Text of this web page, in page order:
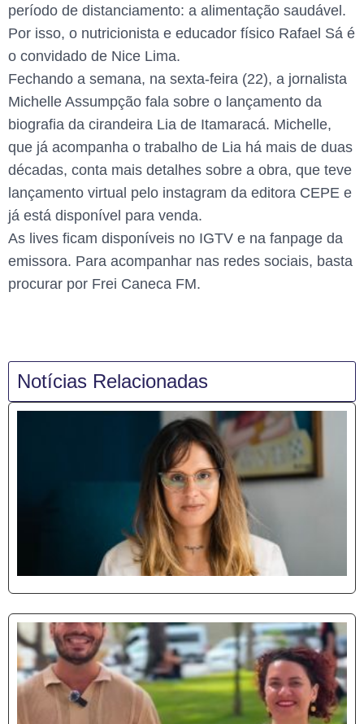
período de distanciamento: a alimentação saudável.
Por isso, o nutricionista e educador físico Rafael Sá é
o convidado de Nice Lima.
Fechando a semana, na sexta-feira (22), a jornalista
Michelle Assumpção fala sobre o lançamento da
biografia da cirandeira Lia de Itamaracá. Michelle,
que já acompanha o trabalho de Lia há mais de duas
décadas, conta mais detalhes sobre a obra, que teve
lançamento virtual pelo instagram da editora CEPE e
já está disponível para venda.
As lives ficam disponíveis no IGTV e na fanpage da
emissora. Para acompanhar nas redes sociais, basta
procurar por Frei Caneca FM.
Notícias Relacionadas